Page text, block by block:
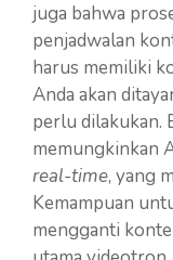
juga bahwa
penjadwalan
harus memiliki
Anda akan
perlu dilakukan.
memungkinkan
real-time, yang
Kemampuan
mengganti